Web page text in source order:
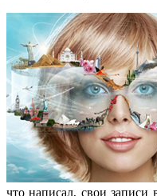
что написал, свои записи